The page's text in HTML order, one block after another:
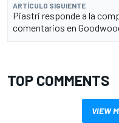
ARTÍCULO SIGUIENTE
Piastri responde a la
comentarios en
TOP COMMENTS
VIEW